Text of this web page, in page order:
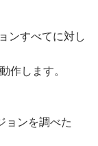
ンすべてに対し
作します。
ョンを調べた